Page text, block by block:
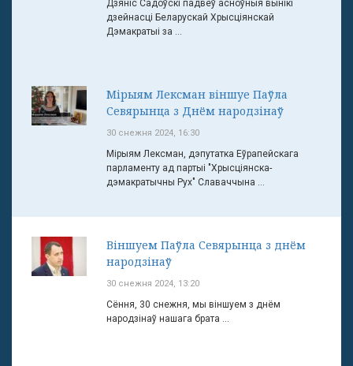
Дзяніс Садоўскі падвеў асноўныя вынікі
дзейнасці Беларускай Хрысціянскай
Дэмакратыі за ...
Мірыям Лексман віншуе Паўла
Севярынца з Днём народзінаў
30 снежня 2024, 16:30
Мірыям Лексман, дэпутатка Еўрапейскага
парламенту ад партыі "Хрысціянска-
дэмакратычны Рух" Славаччына ...
Віншуем Паўла Севярынца з днём
народзінаў
30 снежня 2024, 13:20
Сёння, 30 снежня, мы віншуем з днём
народзінаў нашага брата ...